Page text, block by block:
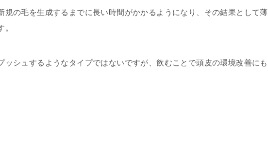
規の毛を生成するまでに長い時間がかかるようになり、その結果として薄
ッシュするようなタイプではないですが、飲むことで頭皮の環境改善にも